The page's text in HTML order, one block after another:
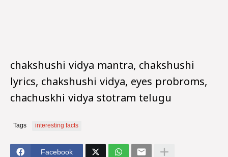
chakshushi vidya mantra, chakshushi
lyrics, chakshushi vidya, eyes probroms,
chachuskhi vidya stotram telugu
Tags interesting facts
Facebook